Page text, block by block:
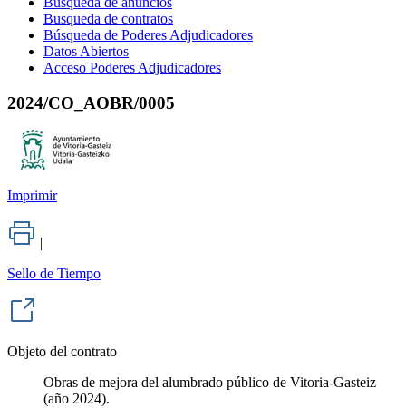
Busqueda de contratos
Búsqueda de Poderes Adjudicadores
Datos Abiertos
Acceso Poderes Adjudicadores
2024/CO_AOBR/0005
Imprimir
|
Sello de Tiempo
Objeto del contrato
Obras de mejora del alumbrado público de Vitoria-Gasteiz
(año 2024).